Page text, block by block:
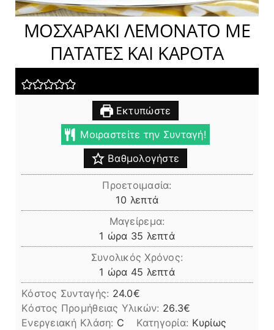
ΜΟΣΧΑΡΑΚΙ ΛΕΜΟΝΑΤΟ ΜΕ
ΠΑΤΑΤΕΣ ΚΑΙ ΚΑΡΟΤΑ
Εκτυπώστε
Μοιραστείτε την Συνταγή!
Βαθμολογήστε
Προετοιμασία:
10 λεπτά
λεπτά
Μαγείρεμα:
1 ώρα
ώρα 35 λεπτά
λεπτά
Συνολικός Χρόνος:
1 ώρα
ώρα 45 λεπτά
λεπτά
Κόστος Συνταγής: 24.0€
Kόστος Προμήθειας Υλικών: 26.3
Ενεργειακή Κλάση: C Κατηγορία: Κυρίως